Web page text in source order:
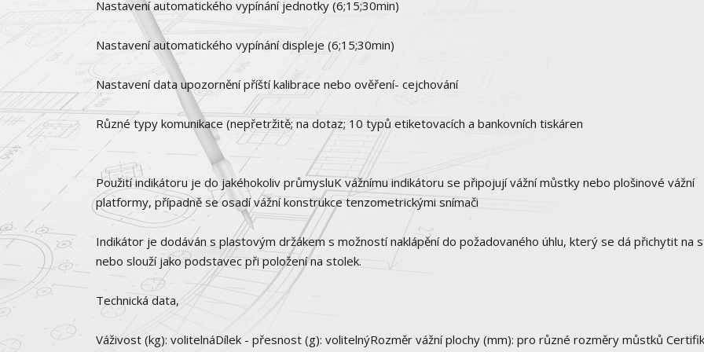
Nastavení automatického vypínání jednotky (6;15;30min)
Nastavení automatického vypínání displeje (6;15;30min)
Nastavení data upozornění příští kalibrace nebo ověření- cejchování
Různé typy komunikace (nepřetržitě; na dotaz; 10 typů etiketovacích a bankovních tiskáren
Použití indikátoru je do jakéhokoliv průmysluK vážnímu indikátoru se připojují vážní můstky nebo plošinové vážní
platformy, případně se osadí vážní konstrukce tenzometrickými snímači
Indikátor je dodáván s plastovým držákem s možností naklápění do požadovaného úhlu, který se dá přichytit na
nebo slouží jako podstavec při položení na stolek.
Technická data,
Váživost (kg): volitelnáDílek - přesnost (g): volitelnýRozměr vážní plochy (mm): pro různé rozměry můstků